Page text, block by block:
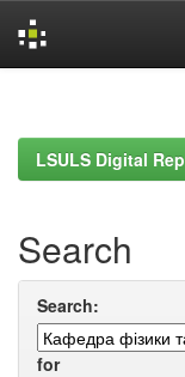
LSULS Digital
Search
Search:
for